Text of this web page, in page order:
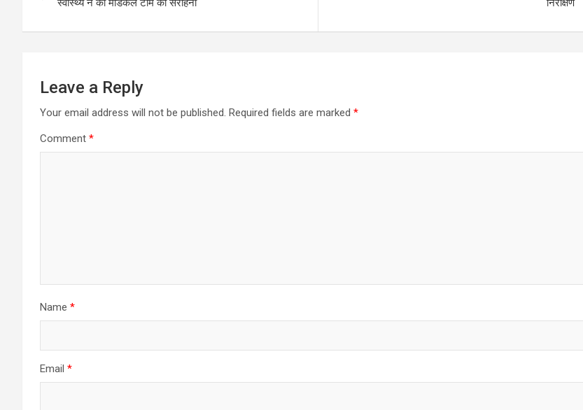
स्वास्थ्य ने की मेडिकल टीम की सराहना
निरीक्षण
Leave a Reply
Your email address will not be published. Required fields are marked *
Comment *
Name *
Email *